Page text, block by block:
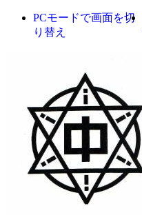
PCモードで画面を切
り替え